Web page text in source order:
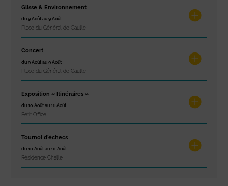
Glisse & Environnement
du 9 Août au 9 Août
Place du Général de Gaulle
Concert
du 9 Août au 9 Août
Place du Général de Gaulle
Exposition « Itinéraires »
du 10 Août au 16 Août
Petit Office
Tournoi d’échecs
du 10 Août au 10 Août
Résidence Challe